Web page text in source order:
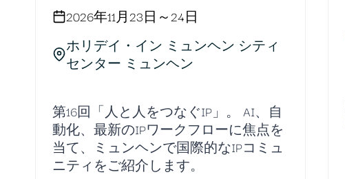
2026年11月23日～24日
ホリデイ・イン ミュンヘン シティ
センター ミュンヘン
第16回「人と人をつなぐIP」。 AI、自
動化、最新のIPワークフローに焦点を
当て、ミュンヘンで国際的なIPコミュ
ニティをご紹介します。